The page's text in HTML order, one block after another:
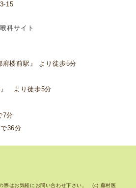
15
楼前駅』 より徒歩5分
より徒歩5分
7分
36分
際はお気軽にお問い合わせ下さい。 (c) 藤村医